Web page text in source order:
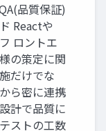
品質保証)
Reactや
ロントエ
の策定に関
だけでな
ら密に連携
計で品質に
ストの工数